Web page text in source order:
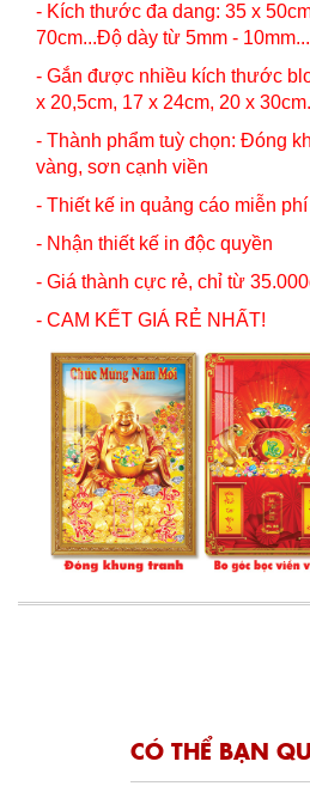
- Kích thước đa dang: 35 x
70cm...Độ dày từ 5mm - 10mm...
- Gắn được nhiều kích thước
x 20,5cm, 17 x 24cm, 20 x
- Thành phẩm tuỳ chọn: Đóng
vàng, sơn cạnh viền
- Thiết kế in quảng cáo miễn phí
- Nhận thiết kế in độc quyền
- Giá thành cực rẻ, chỉ từ
- CAM KẾT GIÁ RẺ NHẤT!
CÓ THỂ BẠN